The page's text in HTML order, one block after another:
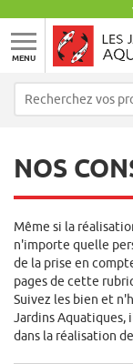
MENU
NOS
Même si la
n'importe quelle
de la prise en
pages de cette
Suivez les bien et
Jardins Aquatiques,
dans la réalisation